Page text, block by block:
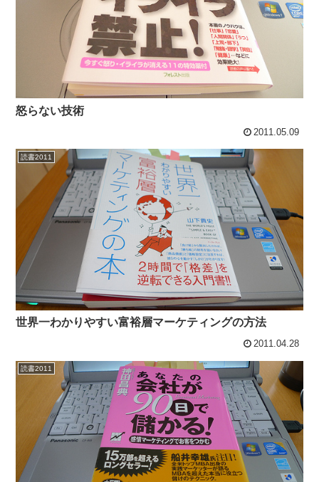
怒らない技術
2011.05.09
読書2011
世界一わかりやすい富裕層マーケティングの方法
2011.04.28
読書2011